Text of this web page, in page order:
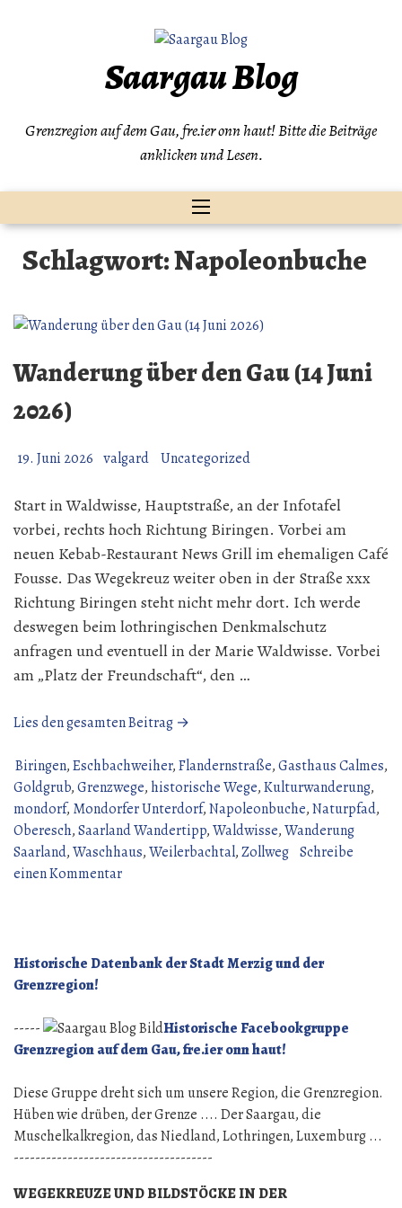
Saargau Blog
Grenzregion auf dem Gau, fre.ier onn haut! Bitte die Beiträge
anklicken und Lesen.
Schlagwort:Napoleonbuche
Wanderung über den Gau (14 Juni
2026)
19. Juni 2026 valgard Uncategorized
Start in Waldwisse, Hauptstraße, an der Infotafel
vorbei, rechts hoch Richtung Biringen. Vorbei am
neuen Kebab-Restaurant News Grill im ehemaligen Café
Fousse. Das Wegekreuz weiter oben in der Straße xxx
Richtung Biringen steht nicht mehr dort. Ich werde
deswegen beim lothringischen Denkmalschutz
anfragen und eventuell in der Marie Waldwisse. Vorbei
am „Platz der Freundschaft“, den …
Lies den gesamten Beitrag →
den
Gau
(14
Juni
2026)“
Biringen,Eschbachweiher,Flandernstraße,Gasthaus Calmes,
Goldgrub,Grenzwege, historische Wege,Kulturwanderung,
mondorf, Mondorfer Unterdorf,Napoleonbuche,Naturpfad,
Oberesch,Saarland Wandertipp,Waldwisse,Wanderung
Saarland,Waschhaus,Weilerbachtal,Zollweg Schreibe
einen Kommentarzu
Gau
2026)
Historische Datenbank der Stadt Merzig und der
Grenzregion!
-----
Historische Facebookgruppe
Grenzregion auf dem Gau, fre.ier onn haut!
Diese Gruppe dreht sich um unsere Region, die Grenzregion.
Hüben wie drüben, der Grenze .... Der Saargau, die
Muschelkalkregion, das Niedland, Lothringen, Luxemburg ...
-------------------------------------
WEGEKREUZE UND BILDSTÖCKE IN DER